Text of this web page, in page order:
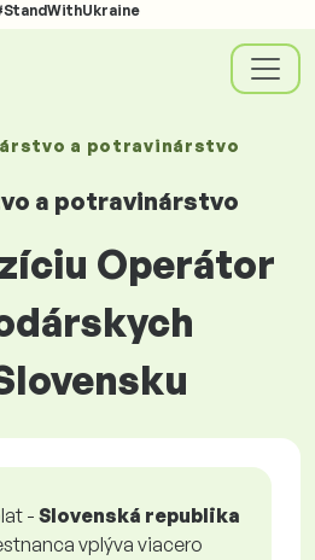
a potravinárstvo
a potravinárstvo
Operátor
- Slovenská republika
vplýva viacero